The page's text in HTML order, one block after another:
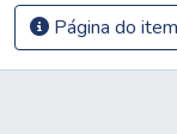
Página do